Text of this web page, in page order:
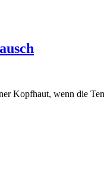
Kopfhaut, wenn die